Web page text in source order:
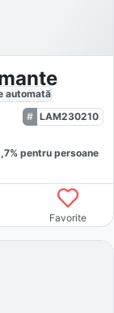
automată
LAM230210
% pentru persoane
Favorite